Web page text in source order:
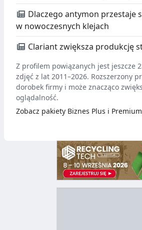
Dlaczego antymon przestaje
w nowoczesnych klejach
Clariant zwiększa produkcję
Z profilem powiązanych jest jeszcze
zdjęć z lat 2011–2026. Rozszerzony
dorobek firmy i może znacząco
oglądalność.
Zobacz pakiety Biznes Plus i